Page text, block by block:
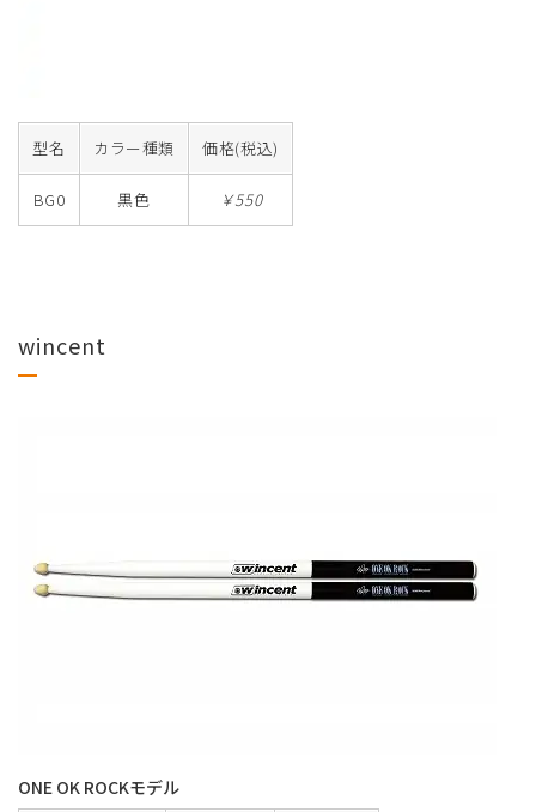
型名 カラー種類 価格(税込)
BG0 黒色 ￥550
wincent
ONE OK ROCKモデル